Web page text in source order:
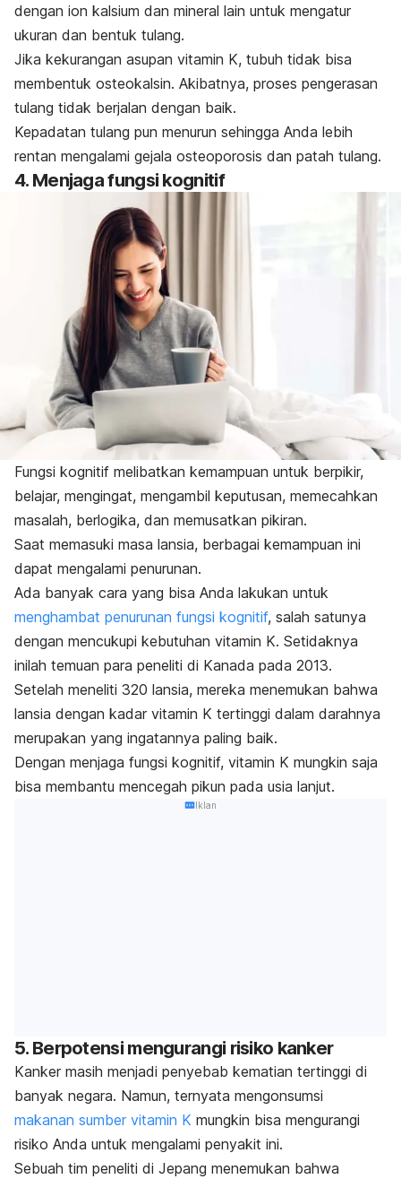
dengan ion kalsium dan mineral lain untuk mengatur
ukuran dan bentuk tulang.
Jika kekurangan asupan vitamin K, tubuh tidak bisa
membentuk osteokalsin. Akibatnya, proses pengerasan
tulang tidak berjalan dengan baik.
Kepadatan tulang pun menurun sehingga Anda lebih
rentan mengalami gejala osteoporosis dan patah tulang.
4. Menjaga fungsi kognitif
Fungsi kognitif melibatkan kemampuan untuk berpikir,
belajar, mengingat, mengambil keputusan, memecahkan
masalah, berlogika, dan memusatkan pikiran.
Saat memasuki masa lansia, berbagai kemampuan ini
dapat mengalami penurunan.
Ada banyak cara yang bisa Anda lakukan untuk
menghambat penurunan fungsi kognitif, salah satunya
dengan mencukupi kebutuhan vitamin K. Setidaknya
inilah temuan para peneliti di Kanada pada 2013.
Setelah meneliti 320 lansia, mereka menemukan bahwa
lansia dengan kadar vitamin K tertinggi dalam darahnya
merupakan yang ingatannya paling baik.
Dengan menjaga fungsi kognitif, vitamin K mungkin saja
bisa membantu mencegah pikun pada usia lanjut.
Iklan
5. Berpotensi mengurangi risiko kanker
Kanker masih menjadi penyebab kematian tertinggi di
banyak negara. Namun, ternyata mengonsumsi
makanan sumber vitamin K mungkin bisa mengurangi
risiko Anda untuk mengalami penyakit ini.
Sebuah tim peneliti di Jepang menemukan bahwa